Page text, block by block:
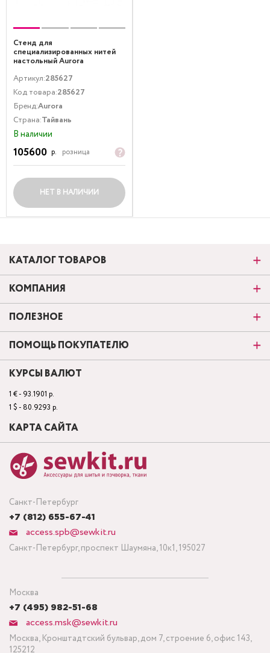
Стенд для
специализированных нитей
настольный Aurora
Артикул:285627
Код товара:285627
Бренд:Aurora
Страна:Тайвань
В наличии
105600 р. розница
НЕТ В НАЛИЧИИ
Санкт-Петербург
+7 (812) 655-67-41
access.spb@sewkit.ru
Санкт-Петербург, проспект Шаумяна, 10к1, 195027
Москва
+7 (495) 982-51-68
access.msk@sewkit.ru
Москва, Кронштадтский бульвар, дом 7, строение 6, офис 143,
125212
КАТАЛОГ ТОВАРОВ
КОМПАНИЯ
ПОЛЕЗНОЕ
ПОМОЩЬ ПОКУПАТЕЛЮ
КУРСЫ ВАЛЮТ
1 € - 93.1901 р.
1 $ - 80.9293 р.
КАРТА САЙТА